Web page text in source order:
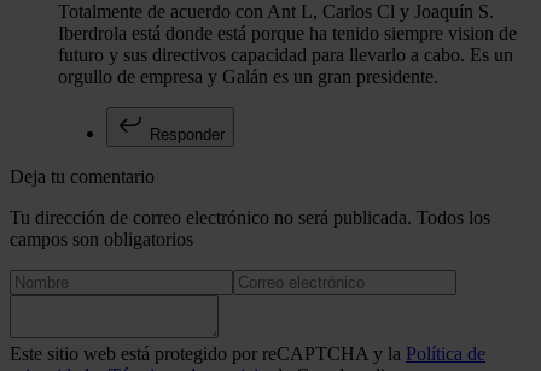
Totalmente de acuerdo con Ant L, Carlos Cl y Joaquín S.
Iberdrola está donde está porque ha tenido siempre vision de
futuro y sus directivos capacidad para llevarlo a cabo. Es un
orgullo de empresa y Galán es un gran presidente.
Responder
Deja tu comentario
Tu dirección de correo electrónico no será publicada. Todos los
campos son obligatorios
Este sitio web está protegido por reCAPTCHA y la Política de